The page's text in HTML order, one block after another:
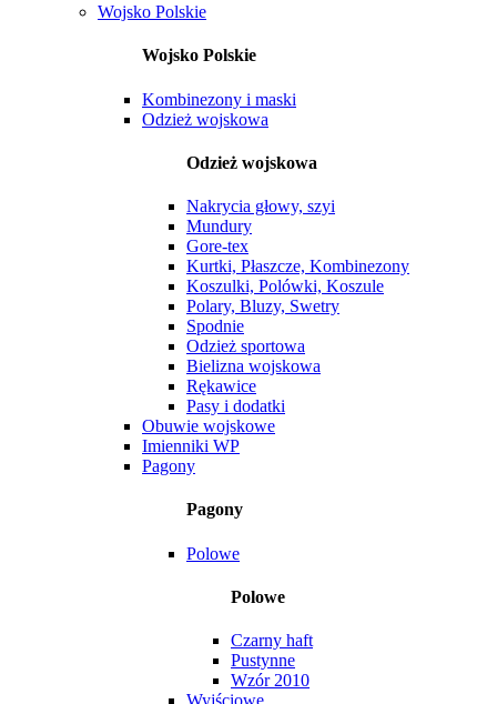
Wojsko Polskie
Wojsko Polskie
Kombinezony i maski
Odzież wojskowa
Odzież wojskowa
Nakrycia głowy, szyi
Mundury
Gore-tex
Kurtki, Płaszcze, Kombinezony
Koszulki, Polówki, Koszule
Polary, Bluzy, Swetry
Spodnie
Odzież sportowa
Bielizna wojskowa
Rękawice
Pasy i dodatki
Obuwie wojskowe
Imienniki WP
Pagony
Pagony
Polowe
Polowe
Czarny haft
Pustynne
Wzór 2010
Wyjściowe